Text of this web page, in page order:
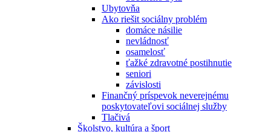
Ubytovňa
Ako riešit sociálny problém
domáce násilie
nevládnosť
osamelosť
ťažké zdravotné postihnutie
seniori
závislosti
Finančný príspevok neverejnému
poskytovateľovi sociálnej služby
Tlačivá
Školstvo, kultúra a šport